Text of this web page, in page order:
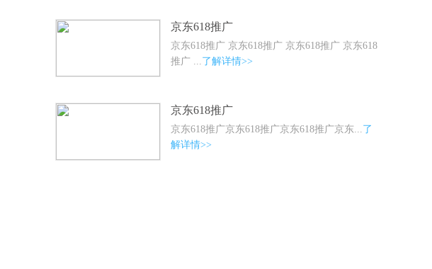
京东618推广
京东618推广 京东618推广 京东618推广 京东618
推广 ...了解详情>>
京东618推广
京东618推广京东618推广京东618推广京东...了
解详情>>